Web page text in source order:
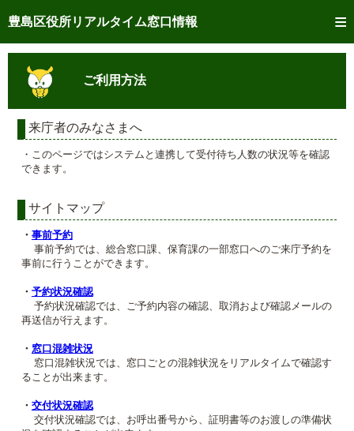
豊島区役所リアルタイム窓口情報
トップページへ
ご利用方法
事前予約
予約状況確認
リアルタイム 窓口混雑状況
メール通知登録
混雑予想カレンダー
ご利用方法
来庁者のみなさまへ
・このページではシステムと連携して受付待ち人数の状況等を確認
できます。
サイトマップ
・ 事前予約
事前予約では、総合窓口課、保育課の一部窓口へのご来庁予約を
事前に行うことができます。
・ 予約状況確認
予約状況確認では、ご予約内容の確認、取消および確認メールの
再送信が行えます。
・ 窓口混雑状況
窓口混雑状況では、窓口ごとの混雑状況をリアルタイムで確認す
ることが出来ます。
・ 交付状況確認
交付状況確認では、お呼出番号から、証明書等のお渡しの準備状